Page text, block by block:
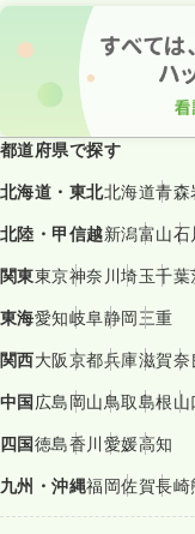
都道府県で探す
北海道・東北北海道青森
北陸・甲信越新潟富山石
関東東京神奈川埼玉千葉
東海愛知岐阜静岡三重
関西大阪京都兵庫滋賀奈
中国広島岡山鳥取島根山
四国徳島香川愛媛高知
九州・沖縄福岡佐賀長崎